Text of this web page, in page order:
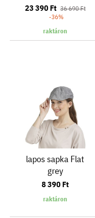
23 390 Ft 36 690 Ft
-36%
raktáron
lapos sapka Flat
grey
8 390 Ft
raktáron